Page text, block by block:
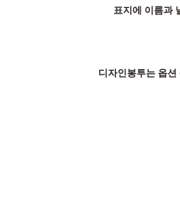
표지에 이름과
디자인봉투는 옵